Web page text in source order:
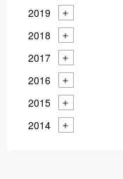
2019
2018
2017
2016
2015
2014